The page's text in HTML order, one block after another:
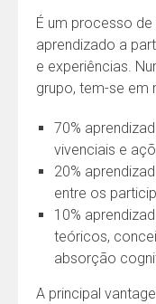
É um processo
aprendizado a
e experiências.
grupo, tem-se em
70%
vivenciais e
20%
entre os
10%
teóricos,
absorção
A principal